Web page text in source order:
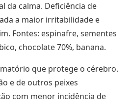
da calma. Deficiência de
a maior irritabilidade e
Fontes: espinafre, sementes
chocolate 70%, banana.
que protege o cérebro.
e de outros peixes
com menor incidência de